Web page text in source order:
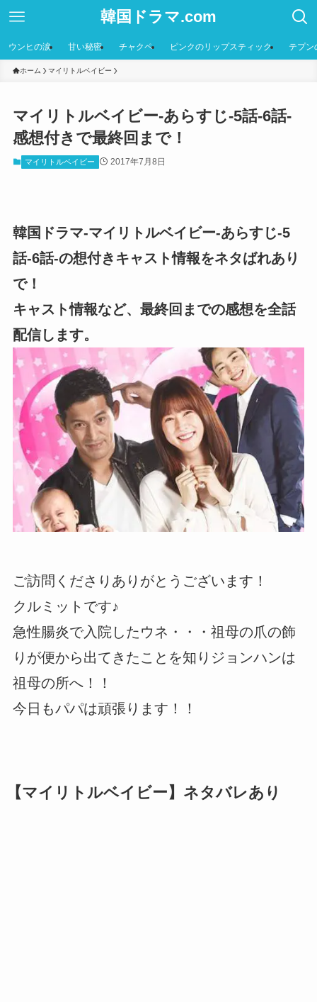
韓国ドラマ.com
ウンヒの涙 甘い秘密 チャクペ ピンクのリップスティック テプン
ホーム マイリトルベイビー
マイリトルベイビー-あらすじ-5話-6話-
感想付きで最終回まで！
マイリトルベイビー 2017年7月8日
韓国ドラマ-マイリトルベイビー-あらすじ-5
話-6話-の想付きキャスト情報をネタばれあり
で！
キャスト情報など、最終回までの感想を全話
配信します。
ご訪問くださりありがとうございます！
クルミットです♪
急性腸炎で入院したウネ・・・祖母の爪の飾
りが便から出てきたことを知りジョンハンは
祖母の所へ！！
今日もパパは頑張ります！！
【マイリトルベイビー】ネタバレあり